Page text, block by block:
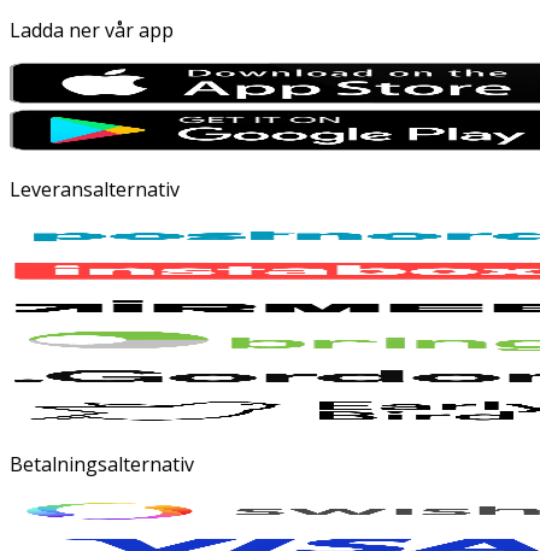
Ladda ner vår app
Leveransalternativ
Betalningsalternativ